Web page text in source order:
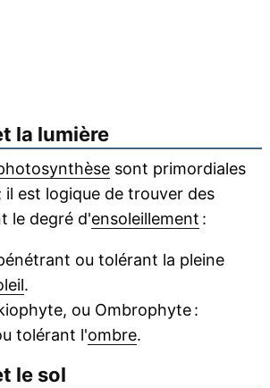
la lumière
sont primordiales
il est logique de trouver des
le degré d'ensoleillement :
ou tolérant la pleine
.
ou Ombrophyte :
tolérant l'ombre.
le sol